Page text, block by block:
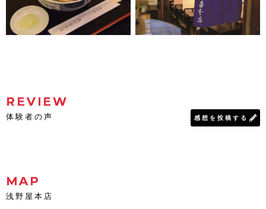
REVIEW
体験者の声 感想を投稿する
MAP
浅野屋本店